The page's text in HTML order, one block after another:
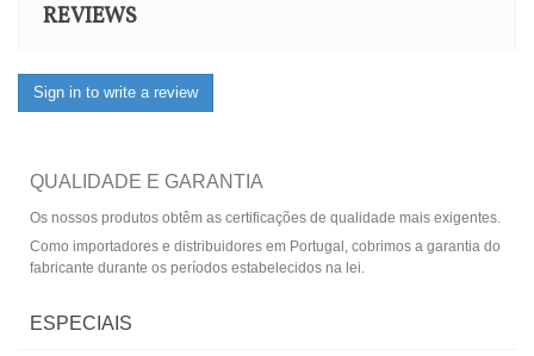
REVIEWS
Sign in to write a review
QUALIDADE E GARANTIA
Os nossos produtos obtêm as certificações de qualidade mais exigentes.
Como importadores e distribuidores em Portugal, cobrimos a garantia do
fabricante durante os períodos estabelecidos na lei.
ESPECIAIS